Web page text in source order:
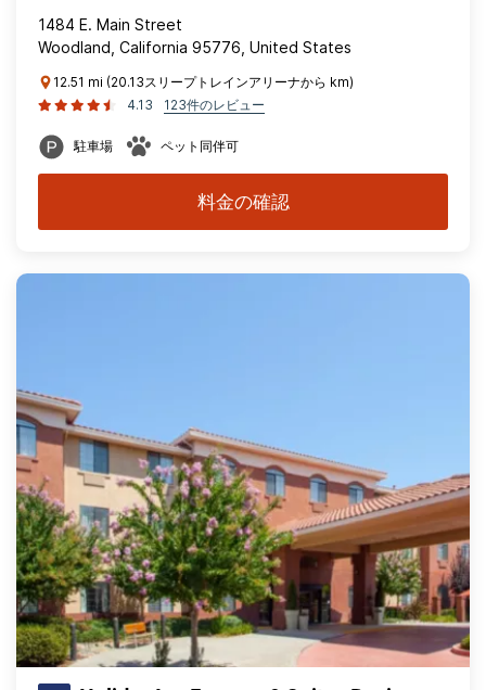
1484 E. Main Street
Woodland, California 95776, United States
12.51 mi (20.13スリープトレインアリーナから km)
4.13
123件のレビュー
駐車場 ペット同伴可
料金の確認